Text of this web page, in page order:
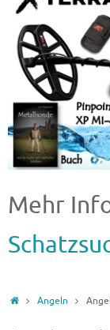
Mehr
Angeln